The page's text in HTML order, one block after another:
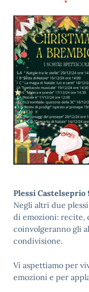
Plessi Castelseprio
Negli altri due
di emozioni: recite,
coinvolgeranno gli
condivisione.
Vi aspettiamo per
emozioni e per